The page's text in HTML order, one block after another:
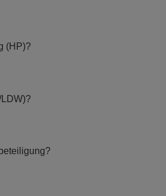
(HP)?